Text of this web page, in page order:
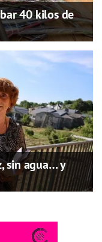
40 kilos de
sin agua… y